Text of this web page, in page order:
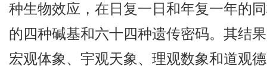
种生物效应，在日复一日和年复一年的
的四种碱基和六十四种遗传密码。其结
宏观体象、宇观天象、理观数象和道观